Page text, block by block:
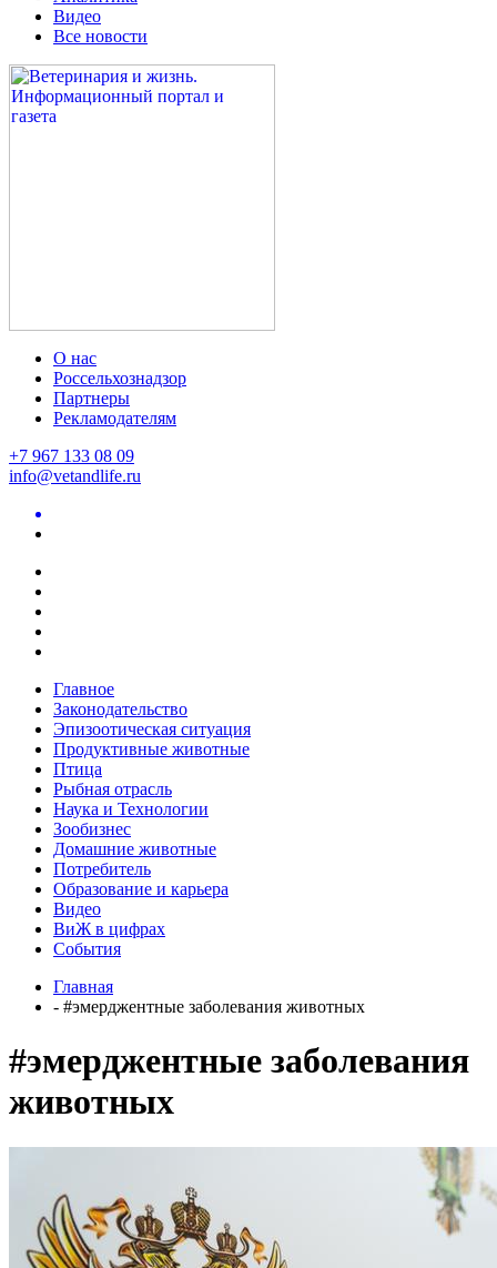
Видео
Все новости
О нас
Россельхознадзор
Партнеры
Рекламодателям
+7 967 133 08 09
info@vetandlife.ru
Главное
Законодательство
Эпизоотическая ситуация
Продуктивные животные
Птица
Рыбная отрасль
Наука и Технологии
Зообизнес
Домашние животные
Потребитель
Образование и карьера
Видео
ВиЖ в цифрах
События
Главная
- #эмерджентные заболевания животных
#эмерджентные заболевания
животных